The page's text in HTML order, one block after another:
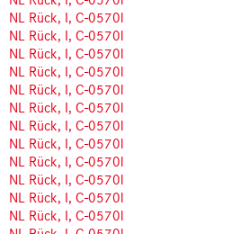
NL Rück, I, C-0570l
NL Rück, I, C-0570l
NL Rück, I, C-0570l
NL Rück, I, C-0570l
NL Rück, I, C-0570l
NL Rück, I, C-0570l
NL Rück, I, C-0570l
NL Rück, I, C-0570l
NL Rück, I, C-0570l
NL Rück, I, C-0570l
NL Rück, I, C-0570l
NL Rück, I, C-0570l